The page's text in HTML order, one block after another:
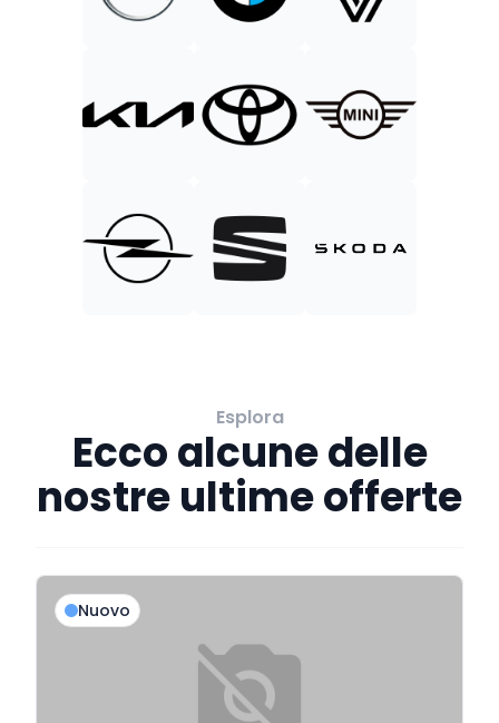
Esplora
Ecco alcune delle
nostre ultime offerte
Nuovo